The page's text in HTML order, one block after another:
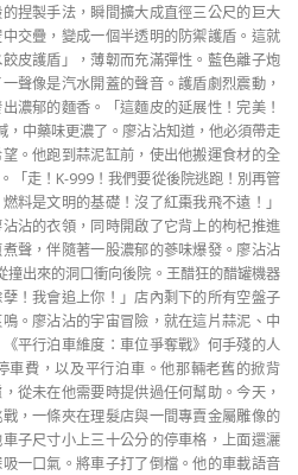
捏製手法，瞬間擴大成直徑三公尺的巨大
交疊，變成一個半透明的防禦護盾。這就
皮護盾」，薄韌而充滿彈性。藍色離子炮
聲像是汽水開蓋的聲音。護盾劇烈震動，
濃郁的麵香。「這麵皮的延展性！完美！
中藥味更濃了。廖沾沾知道，他必須帶走
。他跑到蒜泥缸前，使出他搬運食材的全
「走！K-999！我們要從後院逃跑！別再管
料是文明的基礎！沒了紅棗我飛不遠！」
沾的衣領，同時開啟了它背上的枸杞推進
聲，伴隨著一股濃郁的蔘味爆發。廖沾沾
出來的洞口衝向後院。王醋狂的醋罐機器
！我會追上你！」店內剩下的所有空盤子
。廖沾沾的宇宙冒險，就在這片蒜泥、中
平行泊車維度：車位爭奪戰》何手殘的人
車費，以及平行泊車。他那輛老舊的掀背
從未在他需要時提供過任何幫助。今天，
，一條夾在理髮店與一間專賣金屬雕像的
子尺寸小上三十公分的停車格，上面還灑
一口氣。將車子打了倒檔。他的車載語音